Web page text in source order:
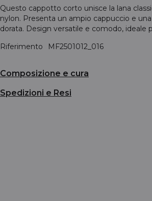
Questo cappotto corto unisce la lana
nylon. Presenta un ampio cappuccio e
dorata. Design versatile e comodo, ideale
Riferimento
MF2501012_016
Composizione e cura
Spedizioni e Resi